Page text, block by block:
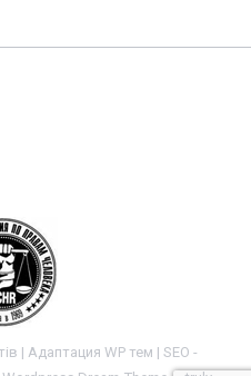
| Адаптация WP тем | SEO -